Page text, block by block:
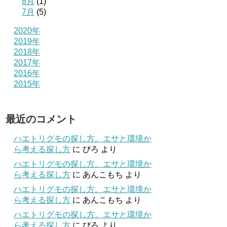
7月 (5)
2020年
2019年
2018年
2017年
2016年
2015年
最近のコメント
ハエトリグモの探し方。エサと環境か
ら考える探し方 に ぴろ より
ハエトリグモの探し方。エサと環境か
ら考える探し方 に あんこもち より
ハエトリグモの探し方。エサと環境か
ら考える探し方 に あんこもち より
ハエトリグモの探し方。エサと環境か
ら考える探し方 に ぴろ より